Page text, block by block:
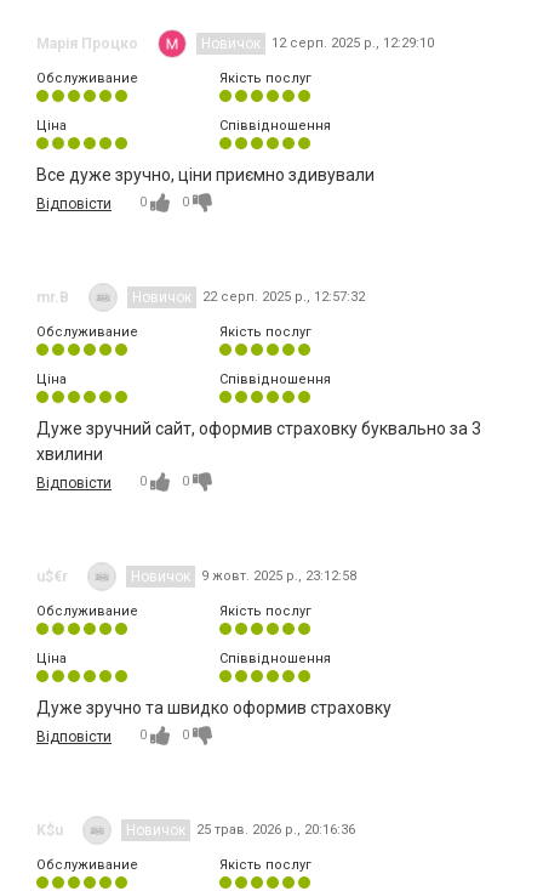
Марія Процко Новичок 12 серп. 2025 р., 12:29:10
Обслуживание Якість послуг
Ціна Співвідношення
Все дуже зручно, ціни приємно здивували
Відповісти 0 0
mr.B Новичок 22 серп. 2025 р., 12:57:32
Обслуживание Якість послуг
Ціна Співвідношення
Дуже зручний сайт, оформив страховку буквально за 3
хвилини
Відповісти 0 0
u$€r Новичок 9 жовт. 2025 р., 23:12:58
Обслуживание Якість послуг
Ціна Співвідношення
Дуже зручно та швидко оформив страховку
Відповісти 0 0
K$u Новичок 25 трав. 2026 р., 20:16:36
Обслуживание Якість послуг